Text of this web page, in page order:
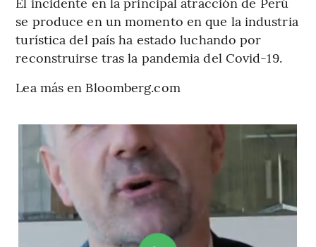
se produce en un momento en que la industria
turística del país ha estado luchando por
reconstruirse tras la pandemia del Covid-19.
Lea más en Bloomberg.com